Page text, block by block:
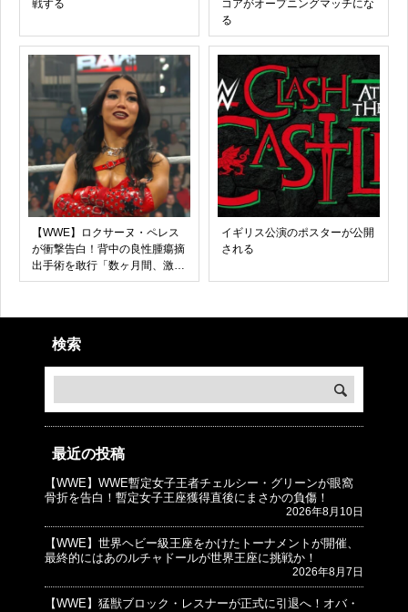
戦する
コアがオープニングマッチにな
る
【WWE】ロクサーヌ・ペレス
が衝撃告白！背中の良性腫瘍摘
出手術を敢行「数ヶ月間、激痛
に耐えていた」
イギリス公演のポスターが公開
される
検索
最近の投稿
【WWE】WWE暫定女子王者チェルシー・グリーンが眼窩
骨折を告白！暫定女子王座獲得直後にまさかの負傷！
2026年8月10日
【WWE】世界ヘビー級王座をかけたトーナメントが開催、
最終的にはあのルチャドールが世界王座に挑戦か！
2026年8月7日
【WWE】猛獣ブロック・レスナーが正式に引退へ！オバ・
© プロレスJunkie ～WWEの最新情報 USA～